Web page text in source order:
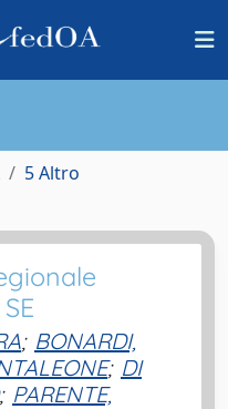
5 Altro
; BONARDI,
; DI
; PARENTE,